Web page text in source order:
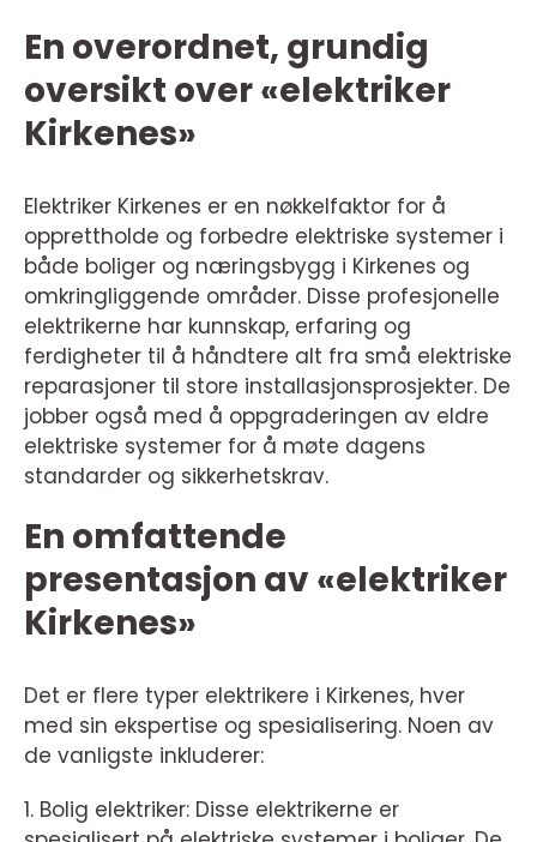
En overordnet, grundig
oversikt over «elektriker
Kirkenes»
Elektriker Kirkenes er en nøkkelfaktor for å
opprettholde og forbedre elektriske systemer i
både boliger og næringsbygg i Kirkenes og
omkringliggende områder. Disse profesjonelle
elektrikerne har kunnskap, erfaring og
ferdigheter til å håndtere alt fra små elektriske
reparasjoner til store installasjonsprosjekter. De
jobber også med å oppgraderingen av eldre
elektriske systemer for å møte dagens
standarder og sikkerhetskrav.
En omfattende
presentasjon av «elektriker
Kirkenes»
Det er flere typer elektrikere i Kirkenes, hver
med sin ekspertise og spesialisering. Noen av
de vanligste inkluderer:
1. Bolig elektriker: Disse elektrikerne er